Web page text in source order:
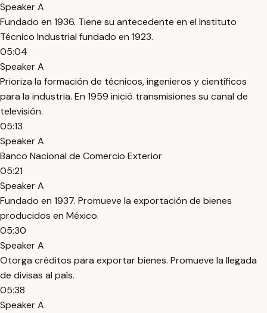
Speaker A
Fundado en 1936. Tiene su antecedente en el Instituto
Técnico Industrial fundado en 1923.
05:04
Speaker A
Prioriza la formación de técnicos, ingenieros y científicos
para la industria. En 1959 inició transmisiones su canal de
televisión.
05:13
Speaker A
Banco Nacional de Comercio Exterior
05:21
Speaker A
Fundado en 1937. Promueve la exportación de bienes
producidos en México.
05:30
Speaker A
Otorga créditos para exportar bienes. Promueve la llegada
de divisas al país.
05:38
Speaker A